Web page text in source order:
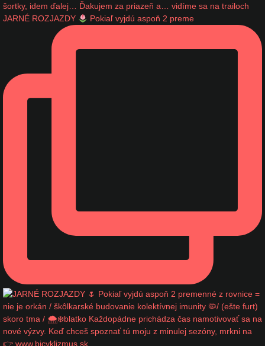
JARNÉ ROZJAZDY Pokiaľ vyjdú aspoň 2 preme